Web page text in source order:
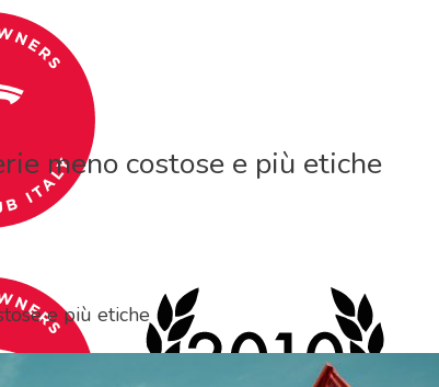
meno costose e più etiche
e più etiche